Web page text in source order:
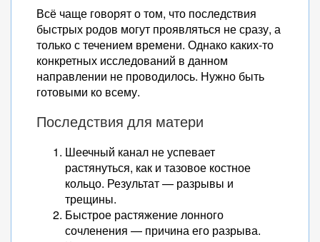
Всё чаще говорят о том, что последствия
быстрых родов могут проявляться не сразу, а
только с течением времени. Однако каких-то
конкретных исследований в данном
направлении не проводилось. Нужно быть
готовыми ко всему.
Последствия для матери
Шеечный канал не успевает
растянуться, как и тазовое костное
кольцо. Результат — разрывы и
трещины.
Быстрое растяжение лонного
сочленения — причина его разрыва.